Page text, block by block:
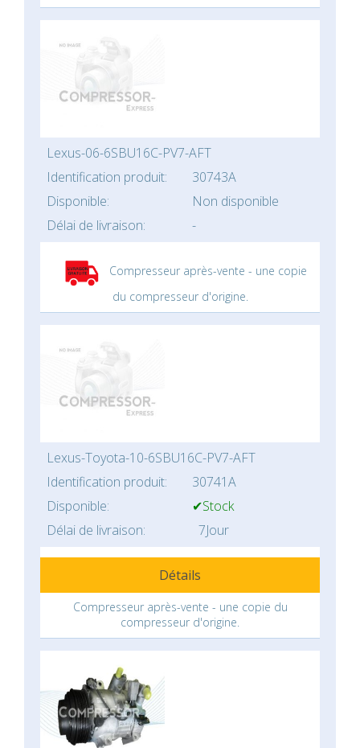
Lexus-06-6SBU16C-PV7-AFT
Identification produit:
30743A
Disponible:
Non disponible
Délai de livraison:
-
Compresseur après-vente - une copie
du compresseur d'origine.
Lexus-Toyota-10-6SBU16C-PV7-AFT
Identification produit:
30741A
Disponible:
✔Stock
Délai de livraison:
7Jour
Détails
Compresseur après-vente - une copie du
compresseur d'origine.